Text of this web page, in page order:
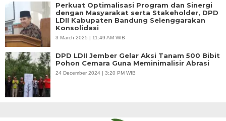
Perkuat Optimalisasi Program dan Sinergi
dengan Masyarakat serta Stakeholder, DPD
LDII Kabupaten Bandung Selenggarakan
Konsolidasi
3 March 2025 | 11:49 AM WIB
DPD LDII Jember Gelar Aksi Tanam 500 Bibit
Pohon Cemara Guna Meminimalisir Abrasi
24 December 2024 | 3:20 PM WIB